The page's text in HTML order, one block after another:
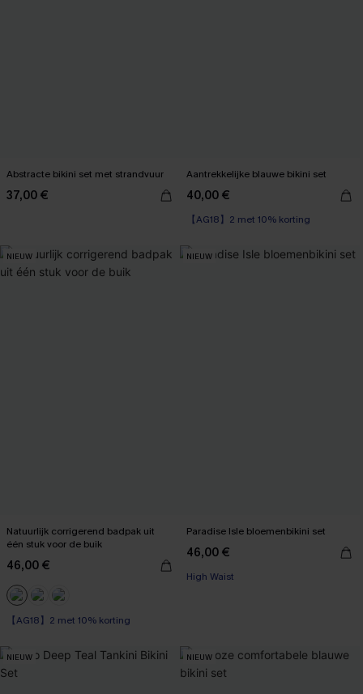
Abstracte bikini set met strandvuur
37,00 €
Aantrekkelijke blauwe bikini set
40,00 €
【AG18】2 met 10% korting
NIEUW
Natuurlijk corrigerend badpak uit
één stuk voor de buik
46,00 €
【AG18】2 met 10% korting
Corrigerend badpak
NIEUW
Paradise Isle bloemenbikini set
46,00 €
High Waist
NIEUW NIEUW